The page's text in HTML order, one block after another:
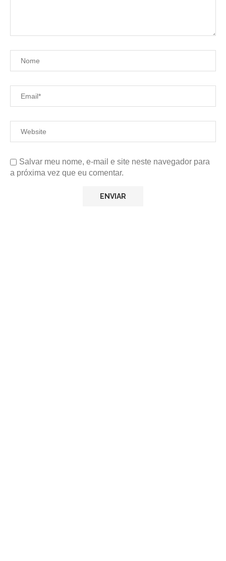
Salvar meu nome, e-mail e site neste navegador para
a próxima vez que eu comentar.